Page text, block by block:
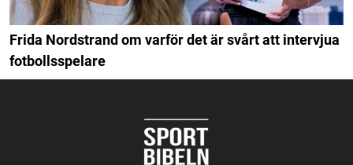
Frida Nordstrand om varför det är svårt att intervjua
fotbollsspelare